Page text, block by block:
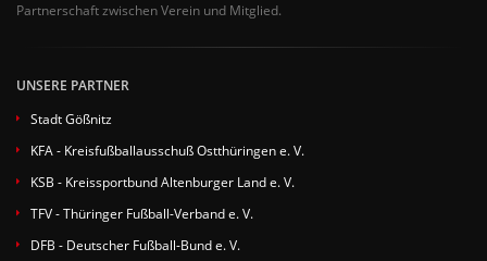
Partnerschaft zwischen Verein und Mitglied.
UNSERE PARTNER
Stadt Gößnitz
KFA - Kreisfußballausschuß Ostthüringen e. V.
KSB - Kreissportbund Altenburger Land e. V.
TFV - Thüringer Fußball-Verband e. V.
DFB - Deutscher Fußball-Bund e. V.